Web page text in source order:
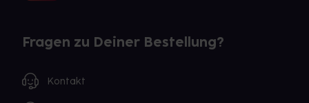
Fragen zu Deiner Bestellung?
Kontakt